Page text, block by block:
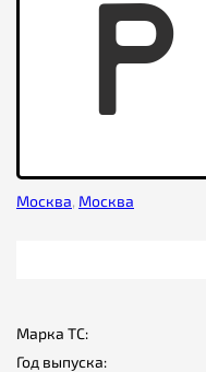
P
Москва, Москва
Марка ТС:
Год выпуска: